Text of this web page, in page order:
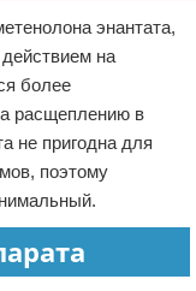
энантата,
на
более
расщеплению в
не пригодна для
поэтому